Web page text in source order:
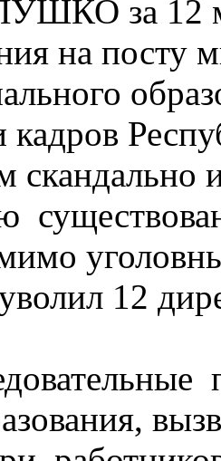
за 12
на посту
кадров
скандально
12